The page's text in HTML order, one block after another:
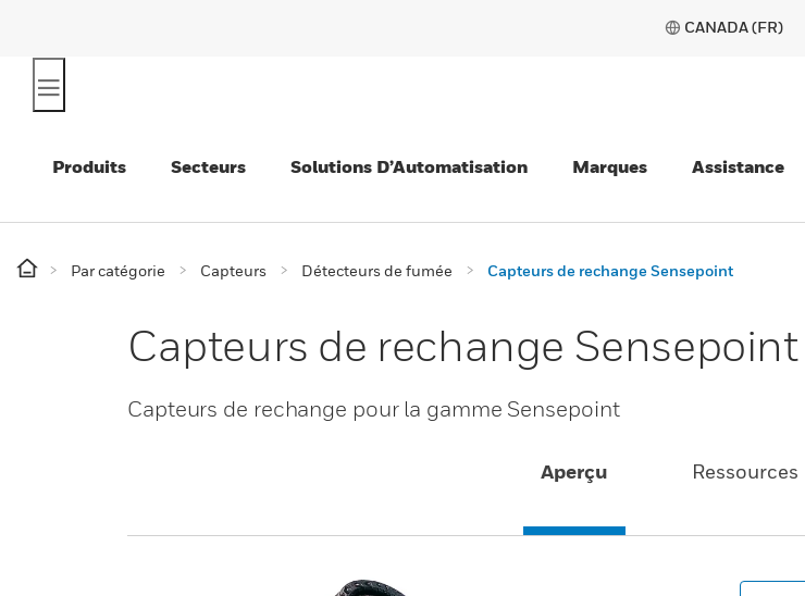
CANADA (FR)
Produits Secteurs Solutions D’Automatisation Marques Assistance
Par catégorie Capteurs Détecteurs de fumée Capteurs de rechange Sensepoint
Capteurs de rechange Sensepoint
Capteurs de rechange pour la gamme Sensepoint
Aperçu Ressources